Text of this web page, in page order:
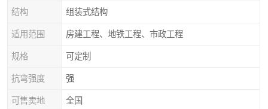
结构 组装式结构
适用范围 房建工程、地铁工程、市政工程
规格 可定制
抗弯强度 强
可售卖地 全国